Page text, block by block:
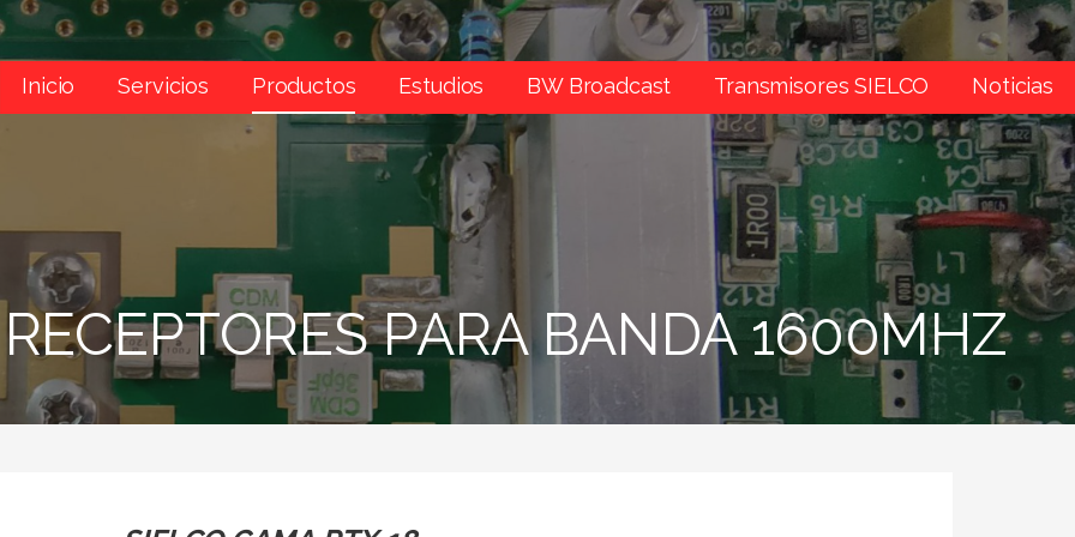
Inicio Servicios Productos Estudios BW Broadcast Transmisores SIELCO Noticias
PARA BANDA 1600MHZ